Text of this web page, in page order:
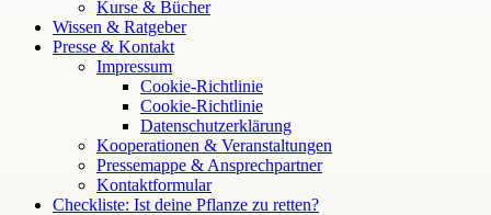
Kurse & Bücher
Wissen & Ratgeber
Presse & Kontakt
Impressum
Cookie-Richtlinie
Cookie-Richtlinie
Datenschutzerklärung
Kooperationen & Veranstaltungen
Pressemappe & Ansprechpartner
Kontaktformular
Checkliste: Ist deine Pflanze zu retten?